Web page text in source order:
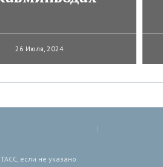
26 Июля, 2024
если не указано